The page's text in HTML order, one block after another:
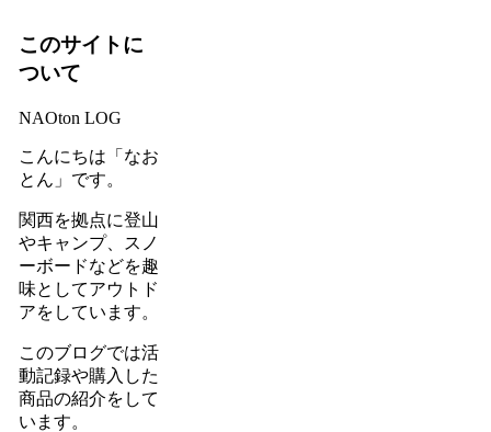
このサイトに
ついて
NAOton LOG
こんにちは「なお
とん」です。
関西を拠点に登山
やキャンプ、スノ
ーボードなどを趣
味としてアウトド
アをしています。
このブログでは活
動記録や購入した
商品の紹介をして
います。